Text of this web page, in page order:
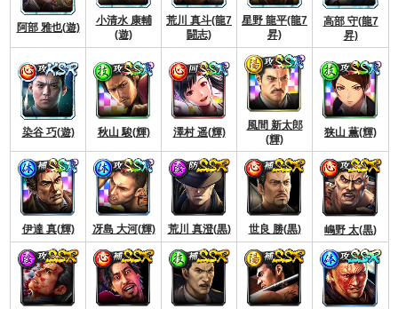
阿部 雅也(遊)
小清水 康輔
(遊)
荒川 真斗(龍7
闘志)
星野 龍平(龍7
昇)
高部 守(龍7
昇)
染谷 巧(遊) 秋山 駿(輝) 澤村 遥(輝)
風間 新太郎
(輝)
狭山 薫(輝)
伊達 真(輝) 冴島 大河(輝) 荒川 真澄(黒) 世良 勝(黒) 嶋野 太(黒)